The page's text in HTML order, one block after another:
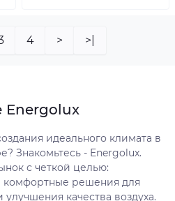
4 > >|
Energolux
идеального климата в
Знакомьтесь - Energolux.
с четкой целью:
решения для
качества воздуха.